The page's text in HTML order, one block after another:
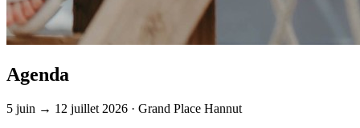
Agenda
5 juin → 12 juillet 2026 · Grand Place Hannut